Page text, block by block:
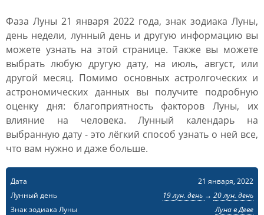
Фаза Луны 21 января 2022 года, знак зодиака Луны,
день недели, лунный день и другую информацию вы
можете узнать на этой странице. Также вы можете
выбрать любую другую дату, на июль, август, или
другой месяц. Помимо основных астролгоческих и
астрономических данных вы получите подробную
оценку дня: благоприятность факторов Луны, их
влияние на человека. Лунный календарь на
выбранную дату - это лёгкий способ узнать о ней все,
что вам нужно и даже больше.
Дата
21 января, 2022
Лунный день
19 лун. день → 20 лун. день
Знак зодиака Луны
Луна в Деве